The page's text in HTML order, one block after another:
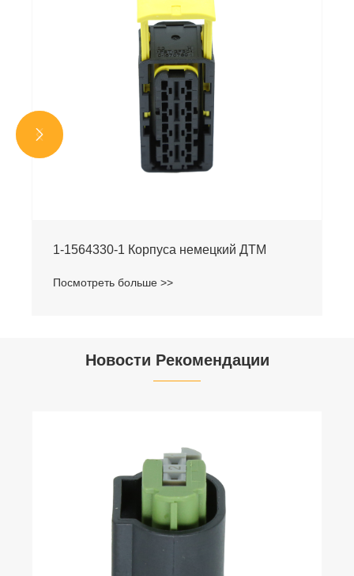
1-1564330-1 Корпуса немецкий ДТМ
Посмотреть больше >>


Новости Рекомендации